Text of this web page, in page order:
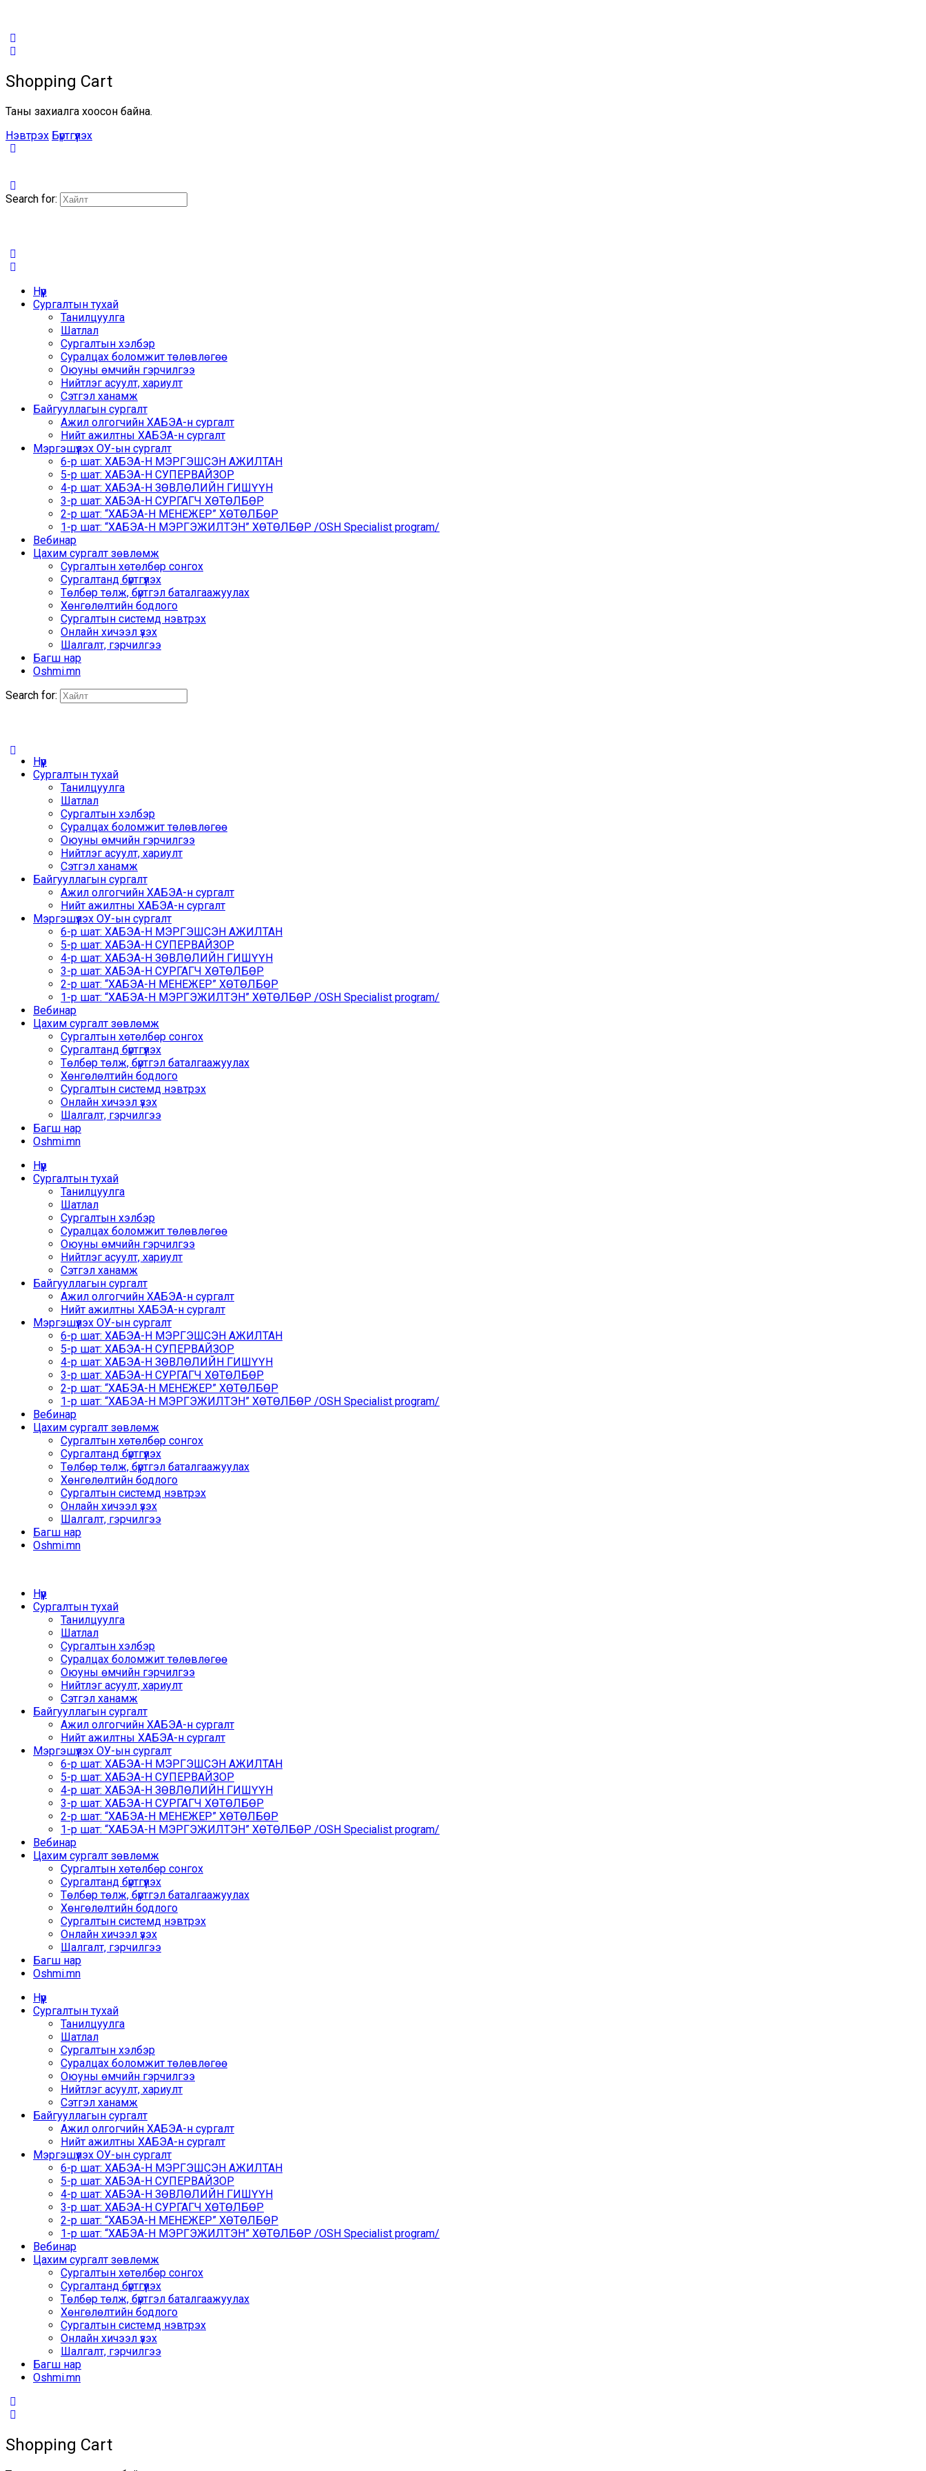
Shopping Cart
Таны захиалга хоосон байна.
Нэвтрэх Бүртгүүлэх
Search for:
Нүүр
Сургалтын тухай
Танилцуулга
Шатлал
Сургалтын хэлбэр
Суралцах боломжит төлөвлөгөө
Оюуны өмчийн гэрчилгээ
Нийтлэг асуулт, хариулт
Сэтгэл ханамж
Байгууллагын сургалт
Ажил олгогчийн ХАБЭА-н сургалт
Нийт ажилтны ХАБЭА-н сургалт
Мэргэшүүлэх ОУ-ын сургалт
6-р шат: ХАБЭА-Н МЭРГЭШСЭН АЖИЛТАН
5-р шат: ХАБЭА-Н СУПЕРВАЙЗОР
4-р шат: ХАБЭА-Н ЗӨВЛӨЛИЙН ГИШҮҮН
3-р шат: ХАБЭА-Н СУРГАГЧ ХӨТӨЛБӨР
2-р шат: “ХАБЭА-Н МЕНЕЖЕР” ХӨТӨЛБӨР
1-р шат: “ХАБЭА-Н МЭРГЭЖИЛТЭН” ХӨТӨЛБӨР /OSH Specialist program/
Вебинар
Цахим сургалт зөвлөмж
Сургалтын хөтөлбөр сонгох
Сургалтанд бүртгүүлэх
Төлбөр төлж, бүртгэл баталгаажуулах
Хөнгөлөлтийн бодлого
Сургалтын системд нэвтрэх
Онлайн хичээл үзэх
Шалгалт, гэрчилгээ
Багш нар
Oshmi.mn
Search for:
Нүүр
Сургалтын тухай
Танилцуулга
Шатлал
Сургалтын хэлбэр
Суралцах боломжит төлөвлөгөө
Оюуны өмчийн гэрчилгээ
Нийтлэг асуулт, хариулт
Сэтгэл ханамж
Байгууллагын сургалт
Ажил олгогчийн ХАБЭА-н сургалт
Нийт ажилтны ХАБЭА-н сургалт
Мэргэшүүлэх ОУ-ын сургалт
6-р шат: ХАБЭА-Н МЭРГЭШСЭН АЖИЛТАН
5-р шат: ХАБЭА-Н СУПЕРВАЙЗОР
4-р шат: ХАБЭА-Н ЗӨВЛӨЛИЙН ГИШҮҮН
3-р шат: ХАБЭА-Н СУРГАГЧ ХӨТӨЛБӨР
2-р шат: “ХАБЭА-Н МЕНЕЖЕР” ХӨТӨЛБӨР
1-р шат: “ХАБЭА-Н МЭРГЭЖИЛТЭН” ХӨТӨЛБӨР /OSH Specialist program/
Вебинар
Цахим сургалт зөвлөмж
Сургалтын хөтөлбөр сонгох
Сургалтанд бүртгүүлэх
Төлбөр төлж, бүртгэл баталгаажуулах
Хөнгөлөлтийн бодлого
Сургалтын системд нэвтрэх
Онлайн хичээл үзэх
Шалгалт, гэрчилгээ
Багш нар
Oshmi.mn
Нүүр
Сургалтын тухай
Танилцуулга
Шатлал
Сургалтын хэлбэр
Суралцах боломжит төлөвлөгөө
Оюуны өмчийн гэрчилгээ
Нийтлэг асуулт, хариулт
Сэтгэл ханамж
Байгууллагын сургалт
Ажил олгогчийн ХАБЭА-н сургалт
Нийт ажилтны ХАБЭА-н сургалт
Мэргэшүүлэх ОУ-ын сургалт
6-р шат: ХАБЭА-Н МЭРГЭШСЭН АЖИЛТАН
5-р шат: ХАБЭА-Н СУПЕРВАЙЗОР
4-р шат: ХАБЭА-Н ЗӨВЛӨЛИЙН ГИШҮҮН
3-р шат: ХАБЭА-Н СУРГАГЧ ХӨТӨЛБӨР
2-р шат: “ХАБЭА-Н МЕНЕЖЕР” ХӨТӨЛБӨР
1-р шат: “ХАБЭА-Н МЭРГЭЖИЛТЭН” ХӨТӨЛБӨР /OSH Specialist program/
Вебинар
Цахим сургалт зөвлөмж
Сургалтын хөтөлбөр сонгох
Сургалтанд бүртгүүлэх
Төлбөр төлж, бүртгэл баталгаажуулах
Хөнгөлөлтийн бодлого
Сургалтын системд нэвтрэх
Онлайн хичээл үзэх
Шалгалт, гэрчилгээ
Багш нар
Oshmi.mn
Нүүр
Сургалтын тухай
Танилцуулга
Шатлал
Сургалтын хэлбэр
Суралцах боломжит төлөвлөгөө
Оюуны өмчийн гэрчилгээ
Нийтлэг асуулт, хариулт
Сэтгэл ханамж
Байгууллагын сургалт
Ажил олгогчийн ХАБЭА-н сургалт
Нийт ажилтны ХАБЭА-н сургалт
Мэргэшүүлэх ОУ-ын сургалт
6-р шат: ХАБЭА-Н МЭРГЭШСЭН АЖИЛТАН
5-р шат: ХАБЭА-Н СУПЕРВАЙЗОР
4-р шат: ХАБЭА-Н ЗӨВЛӨЛИЙН ГИШҮҮН
3-р шат: ХАБЭА-Н СУРГАГЧ ХӨТӨЛБӨР
2-р шат: “ХАБЭА-Н МЕНЕЖЕР” ХӨТӨЛБӨР
1-р шат: “ХАБЭА-Н МЭРГЭЖИЛТЭН” ХӨТӨЛБӨР /OSH Specialist program/
Вебинар
Цахим сургалт зөвлөмж
Сургалтын хөтөлбөр сонгох
Сургалтанд бүртгүүлэх
Төлбөр төлж, бүртгэл баталгаажуулах
Хөнгөлөлтийн бодлого
Сургалтын системд нэвтрэх
Онлайн хичээл үзэх
Шалгалт, гэрчилгээ
Багш нар
Oshmi.mn
Нүүр
Сургалтын тухай
Танилцуулга
Шатлал
Сургалтын хэлбэр
Суралцах боломжит төлөвлөгөө
Оюуны өмчийн гэрчилгээ
Нийтлэг асуулт, хариулт
Сэтгэл ханамж
Байгууллагын сургалт
Ажил олгогчийн ХАБЭА-н сургалт
Нийт ажилтны ХАБЭА-н сургалт
Мэргэшүүлэх ОУ-ын сургалт
6-р шат: ХАБЭА-Н МЭРГЭШСЭН АЖИЛТАН
5-р шат: ХАБЭА-Н СУПЕРВАЙЗОР
4-р шат: ХАБЭА-Н ЗӨВЛӨЛИЙН ГИШҮҮН
3-р шат: ХАБЭА-Н СУРГАГЧ ХӨТӨЛБӨР
2-р шат: “ХАБЭА-Н МЕНЕЖЕР” ХӨТӨЛБӨР
1-р шат: “ХАБЭА-Н МЭРГЭЖИЛТЭН” ХӨТӨЛБӨР /OSH Specialist program/
Вебинар
Цахим сургалт зөвлөмж
Сургалтын хөтөлбөр сонгох
Сургалтанд бүртгүүлэх
Төлбөр төлж, бүртгэл баталгаажуулах
Хөнгөлөлтийн бодлого
Сургалтын системд нэвтрэх
Онлайн хичээл үзэх
Шалгалт, гэрчилгээ
Багш нар
Oshmi.mn
Shopping Cart